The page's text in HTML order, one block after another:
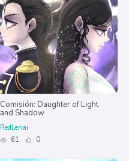
Comisión: Daughter of Light
and Shadow
RedLenai
61
0